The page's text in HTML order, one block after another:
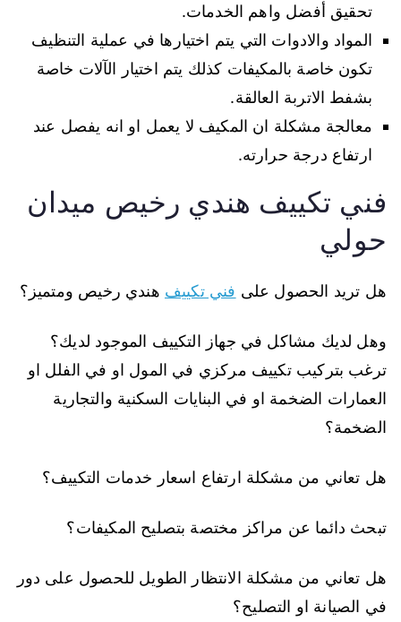
تحقيق أفضل واهم الخدمات.
المواد والادوات التي يتم اختيارها في عملية التنظيف
تكون خاصة بالمكيفات كذلك يتم اختيار الآلات خاصة
بشفط الاتربة العالقة.
معالجة مشكلة ان المكيف لا يعمل او انه يفصل عند
ارتفاع درجة حرارته.
فني تكييف هندي رخيص ميدان
حولي
هل تريد الحصول على فني تكييف هندي رخيص ومتميز؟
وهل لديك مشاكل في جهاز التكييف الموجود لديك؟
ترغب بتركيب تكييف مركزي في المول او في الفلل او
العمارات الضخمة او في البنايات السكنية والتجارية
الضخمة؟
هل تعاني من مشكلة ارتفاع اسعار خدمات التكييف؟
تبحث دائما عن مراكز مختصة بتصليح المكيفات؟
هل تعاني من مشكلة الانتظار الطويل للحصول على دور
في الصيانة او التصليح؟